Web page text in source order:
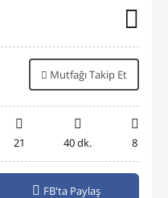
Mutfağı Takip Et
21 40 dk. 8
FB'ta Paylaş